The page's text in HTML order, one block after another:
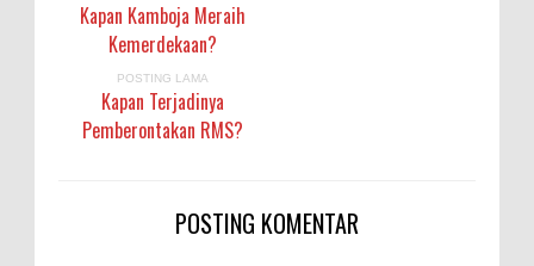
Kapan Kamboja Meraih
Kemerdekaan?
POSTING LAMA
Kapan Terjadinya
Pemberontakan RMS?
POSTING KOMENTAR